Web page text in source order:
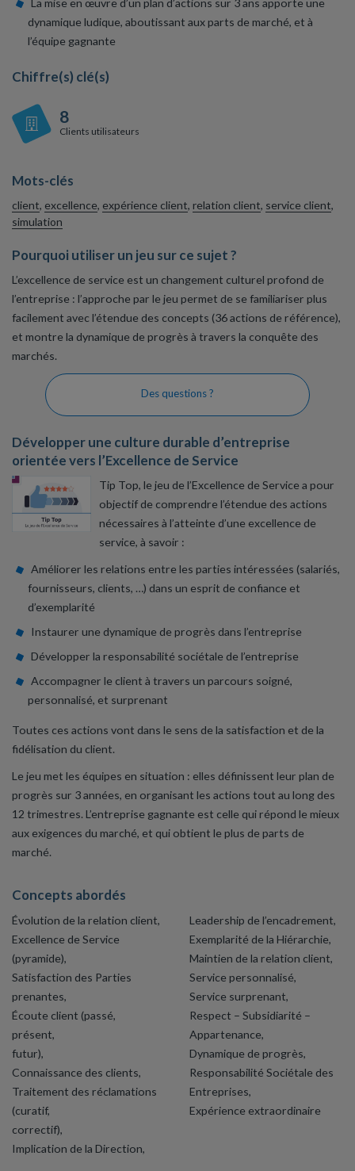
La mise en œuvre d’un plan d’actions sur 3 ans apporte une
dynamique ludique, aboutissant aux parts de marché, et à
l’équipe gagnante
Chiffre(s) clé(s)
8
Clients utilisateurs
Mots-clés
client, excellence, expérience client, relation client, service client,
simulation
Pourquoi utiliser un jeu sur ce sujet ?
L’excellence de service est un changement culturel profond de
l’entreprise : l’approche par le jeu permet de se familiariser plus
facilement avec l’étendue des concepts (36 actions de référence),
et montre la dynamique de progrès à travers la conquête des
marchés.
Des questions ?
Développer une culture durable d’entreprise
orientée vers l’Excellence de Service
Tip Top, le jeu de l’Excellence de Service a pour
objectif de comprendre l’étendue des actions
nécessaires à l’atteinte d’une excellence de
service, à savoir :
Améliorer les relations entre les parties intéressées (salariés,
fournisseurs, clients, …) dans un esprit de confiance et
d’exemplarité
Instaurer une dynamique de progrès dans l’entreprise
Développer la responsabilité sociétale de l’entreprise
Accompagner le client à travers un parcours soigné,
personnalisé, et surprenant
Toutes ces actions vont dans le sens de la satisfaction et de la
fidélisation du client.
Le jeu met les équipes en situation : elles définissent leur plan de
progrès sur 3 années, en organisant les actions tout au long des
12 trimestres. L’entreprise gagnante est celle qui répond le mieux
aux exigences du marché, et qui obtient le plus de parts de
marché.
Concepts abordés
Évolution de la relation client,
Excellence de Service
(pyramide),
Satisfaction des Parties
prenantes,
Écoute client (passé,
présent,
futur),
Connaissance des clients,
Traitement des réclamations
(curatif,
correctif),
Implication de la Direction,
Leadership de l’encadrement,
Exemplarité de la Hiérarchie,
Maintien de la relation client,
Service personnalisé,
Service surprenant,
Respect – Subsidiarité –
Appartenance,
Dynamique de progrès,
Responsabilité Sociétale des
Entreprises,
Expérience extraordinaire